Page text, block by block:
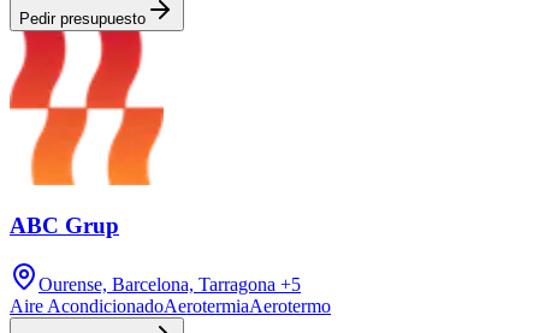
Pedir presupuesto
ABC Grup
Ourense, Barcelona, Tarragona +5
Aire AcondicionadoAerotermiaAerotermo